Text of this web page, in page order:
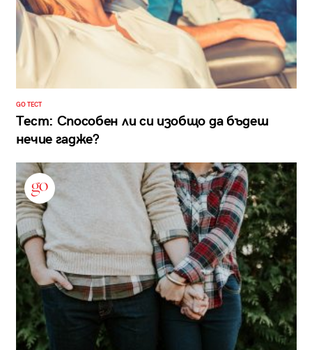
GO ТЕСТ
Тест: Способен ли си изобщо да бъдеш
нечие гадже?